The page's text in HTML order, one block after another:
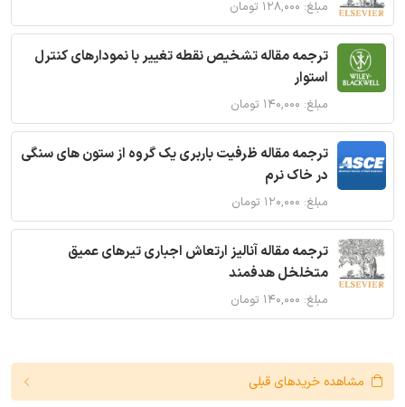
مبلغ: ۱۲۸,۰۰۰ تومان
ترجمه مقاله تشخیص نقطه تغییر با نمودارهای کنترل
استوار
مبلغ: ۱۴۰,۰۰۰ تومان
ترجمه مقاله ظرفیت باربری یک گروه از ستون های سنگی
در خاک نرم
مبلغ: ۱۲۰,۰۰۰ تومان
ترجمه مقاله آنالیز ارتعاش اجباری تیرهای عمیق
متخلخل هدفمند
مبلغ: ۱۴۰,۰۰۰ تومان
مشاهده خریدهای قبلی